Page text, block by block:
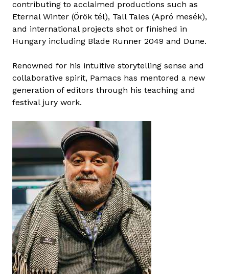
s
z
l
ó
a
r
t
l
o
m
a
l
k
a
p
c
s
o
l
contributing to acclaimed productions such as
Eternal Winter (Örök tél), Tall Tales (Apró mesék),
and international projects shot or finished in
Hungary including Blade Runner 2049 and Dune.
Renowned for his intuitive storytelling sense and
collaborative spirit, Pamacs has mentored a new
generation of editors through his teaching and
festival jury work.